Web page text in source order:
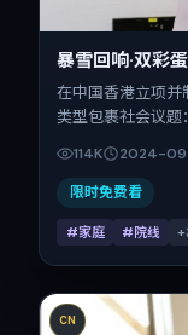
暴雪回响·双彩
在中国香港立项并
类型包裹社会议题
09-25；片长146
众。
114K 2024-
限时免费看
#家庭 #院线 +
CN